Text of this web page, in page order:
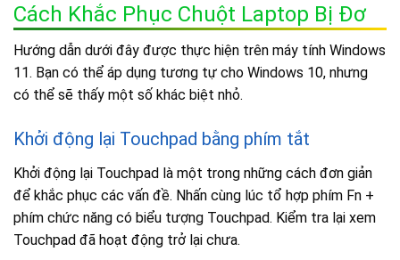
Cách Khắc Phục Chuột Laptop Bị Đơ
Hướng dẫn dưới đây được thực hiện trên máy tính Windows
11. Bạn có thể áp dụng tương tự cho Windows 10, nhưng
có thể sẽ thấy một số khác biệt nhỏ.
Khởi động lại Touchpad bằng phím tắt
Khởi động lại Touchpad là một trong những cách đơn giản
để khắc phục các vấn đề. Nhấn cùng lúc tổ hợp phím Fn +
phím chức năng có biểu tượng Touchpad. Kiểm tra lại xem
Touchpad đã hoạt động trở lại chưa.